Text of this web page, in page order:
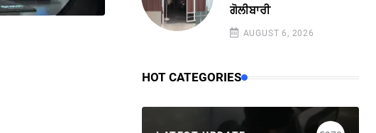
ਗੋਲੀਬਾਰੀ
AUGUST 6, 2026
HOT CATEGORIES